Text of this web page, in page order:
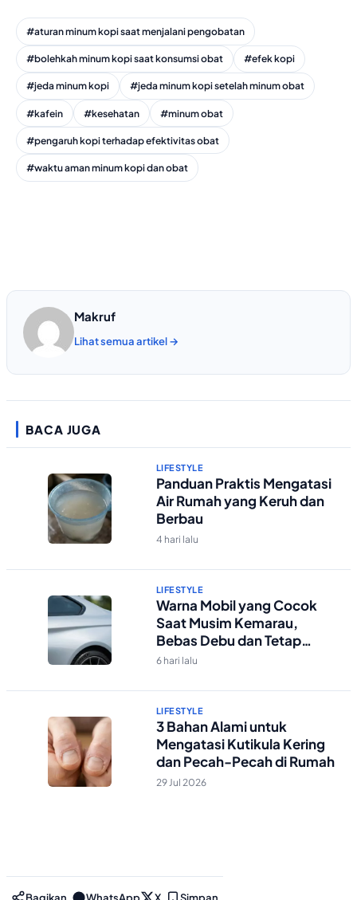
#aturan minum kopi saat menjalani pengobatan
#bolehkah minum kopi saat konsumsi obat #efek kopi
#jeda minum kopi #jeda minum kopi setelah minum obat
#kafein #kesehatan #minum obat
#pengaruh kopi terhadap efektivitas obat
#waktu aman minum kopi dan obat
Makruf
Lihat semua artikel →
BACA JUGA
LIFESTYLE
Panduan Praktis Mengatasi
Air Rumah yang Keruh dan
Berbau
4 hari lalu
LIFESTYLE
Warna Mobil yang Cocok
Saat Musim Kemarau,
Bebas Debu dan Tetap
Kelihatan Bersih
6 hari lalu
LIFESTYLE
3 Bahan Alami untuk
Mengatasi Kutikula Kering
dan Pecah-Pecah di Rumah
29 Jul 2026
Bagikan WhatsApp X Simpan